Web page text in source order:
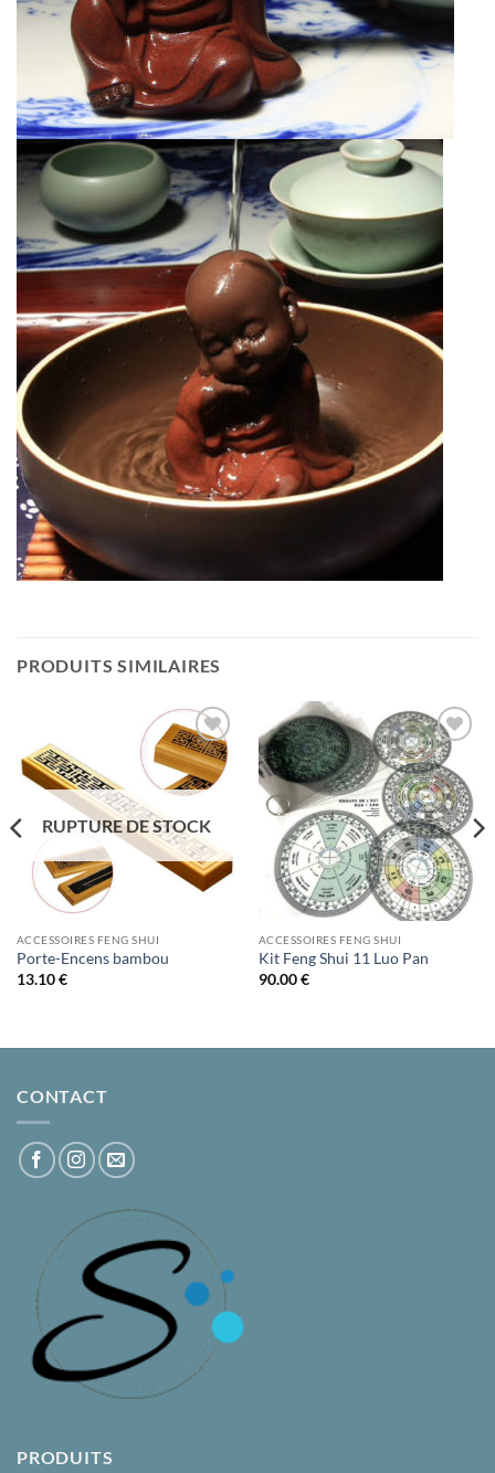
PRODUITS SIMILAIRES
Ajouter
à la liste
d’envies
RUPTURE DE STOCK
ACCESSOIRES FENG SHUI
Porte-Encens bambou
13.10€
Ajouter
à la liste
d’envies
ACCESSOIRES FENG SHUI
Kit Feng Shui 11 Luo Pan
90.00€
CONTACT
PRODUITS